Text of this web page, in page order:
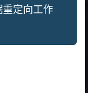
定向工作